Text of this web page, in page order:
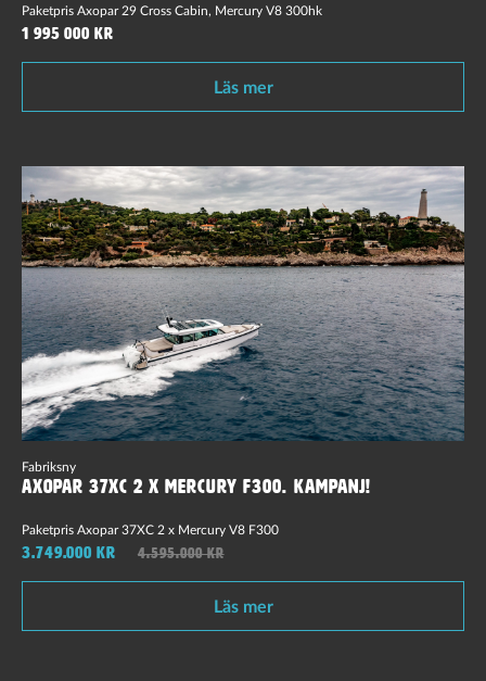
Paketpris Axopar 29 Cross Cabin, Mercury V8 300hk
1 995 000 kr
Läs mer
Fabriksny
Axopar 37XC 2 x Mercury F300. Kampanj!
Paketpris Axopar 37XC 2 x Mercury V8 F300
3.749.000 kr 4.595.000 kr
Läs mer